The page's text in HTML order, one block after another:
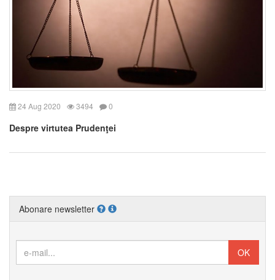
24 Aug 2020 3494 0
Despre virtutea Prudenţei
Abonare newsletter